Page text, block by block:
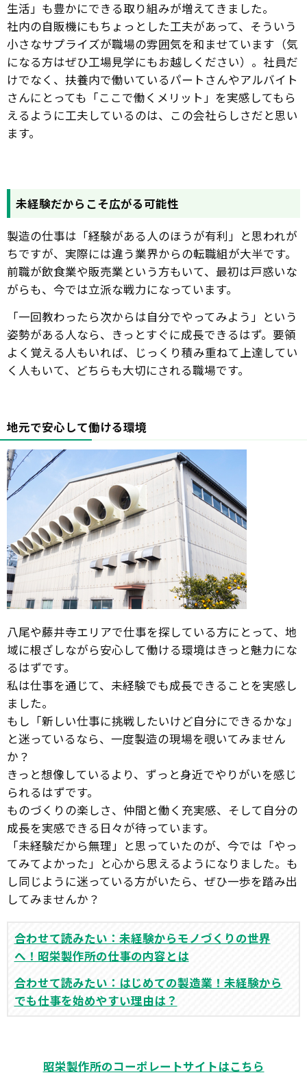
生活」も豊かにできる取り組みが増えてきました。
社内の自販機にもちょっとした工夫があって、そういう
小さなサプライズが職場の雰囲気を和ませています（気
になる方はぜひ工場見学にもお越しください）。社員だ
けでなく、扶養内で働いているパートさんやアルバイト
さんにとっても「ここで働くメリット」を実感してもら
えるように工夫しているのは、この会社らしさだと思い
ます。
未経験だからこそ広がる可能性
製造の仕事は「経験がある人のほうが有利」と思われが
ちですが、実際には違う業界からの転職組が大半です。
前職が飲食業や販売業という方もいて、最初は戸惑いな
がらも、今では立派な戦力になっています。
「一回教わったら次からは自分でやってみよう」という
姿勢がある人なら、きっとすぐに成長できるはず。要領
よく覚える人もいれば、じっくり積み重ねて上達してい
く人もいて、どちらも大切にされる職場です。
地元で安心して働ける環境
八尾や藤井寺エリアで仕事を探している方にとって、地
域に根ざしながら安心して働ける環境はきっと魅力にな
るはずです。
私は仕事を通じて、未経験でも成長できることを実感し
ました。
もし「新しい仕事に挑戦したいけど自分にできるかな」
と迷っているなら、一度製造の現場を覗いてみません
か？
きっと想像しているより、ずっと身近でやりがいを感じ
られるはずです。
ものづくりの楽しさ、仲間と働く充実感、そして自分の
成長を実感できる日々が待っています。
「未経験だから無理」と思っていたのが、今では「やっ
てみてよかった」と心から思えるようになりました。も
し同じように迷っている方がいたら、ぜひ一歩を踏み出
してみませんか？
合わせて読みたい：未経験からモノづくりの世界
へ！昭栄製作所の仕事の内容とは
合わせて読みたい：はじめての製造業！未経験から
でも仕事を始めやすい理由は？
昭栄製作所のコーポレートサイトはこちら